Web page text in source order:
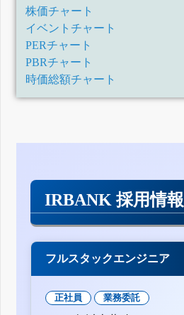
株価チャート
イベントチャート
PERチャート
PBRチャート
時価総額チャート
IRBANK 採用情報
フルスタックエンジニア
正社員 業務委託